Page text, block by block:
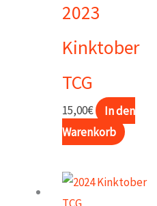
2023
Kinktober
TCG
15,00€
In den
Warenkorb